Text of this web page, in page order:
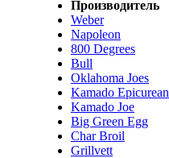
Производитель
Weber
Napoleon
800 Degrees
Bull
Oklahoma Joes
Kamado Epicurean
Kamado Joe
Big Green Egg
Char Broil
Grillvett